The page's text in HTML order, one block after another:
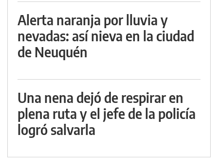
Alerta naranja por lluvia y
nevadas: así nieva en la ciudad
de Neuquén
Una nena dejó de respirar en
plena ruta y el jefe de la policía
logró salvarla